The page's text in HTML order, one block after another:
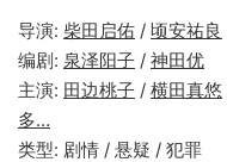
导演: 柴田启佑 / 顷安祐良
编剧: 泉泽阳子 / 神田优
主演: 田边桃子 / 横田真悠
多…
类型: 剧情 / 悬疑 / 犯罪